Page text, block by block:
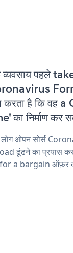
पहले
करता है कि
का निर्माण कर
ओपन सोर्स
ढूंढने का प्रयास
for a bargain ऑफ़र